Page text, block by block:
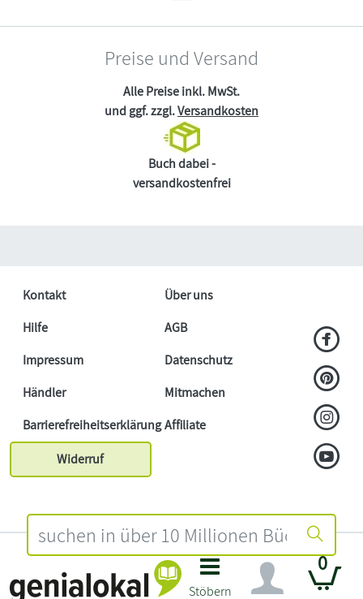
Stöbern
0
Preise und Versand
Alle Preise inkl. MwSt.
und ggf. zzgl.Versandkosten
Buch dabei -
versandkostenfrei
Kontakt
Über uns
Hilfe
AGB
Impressum
Datenschutz
Händler
Mitmachen
BarrierefreiheitserklärungAffiliate
Widerruf